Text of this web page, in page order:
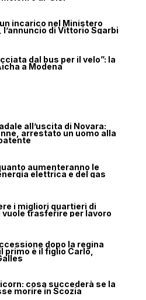
incarico nel Ministero
di Vittorio Sgarbi
dal bus per il velo”: la
a Modena
all’uscita di Novara:
arrestato un uomo alla
aumenteranno le
elettrica e del gas
i migliori quartieri di
vuole trasferire per lavoro
dopo la regina
primo è il figlio Carlo,
cosa succederà se la
morire in Scozia